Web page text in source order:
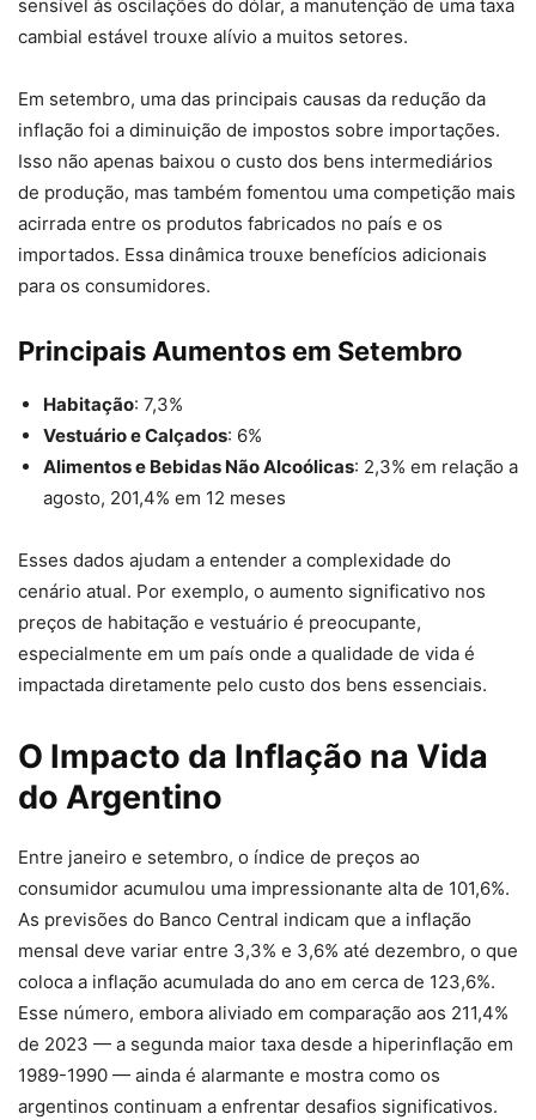
sensível às oscilações do dólar, a manutenção de uma taxa
cambial estável trouxe alívio a muitos setores.
Em setembro, uma das principais causas da redução da
inflação foi a diminuição de impostos sobre importações.
Isso não apenas baixou o custo dos bens intermediários
de produção, mas também fomentou uma competição mais
acirrada entre os produtos fabricados no país e os
importados. Essa dinâmica trouxe benefícios adicionais
para os consumidores.
Principais Aumentos em Setembro
Habitação: 7,3%
Vestuário e Calçados: 6%
Alimentos e Bebidas Não Alcoólicas: 2,3% em relação a
agosto, 201,4% em 12 meses
Esses dados ajudam a entender a complexidade do
cenário atual. Por exemplo, o aumento significativo nos
preços de habitação e vestuário é preocupante,
especialmente em um país onde a qualidade de vida é
impactada diretamente pelo custo dos bens essenciais.
O Impacto da Inflação na Vida
do Argentino
Entre janeiro e setembro, o índice de preços ao
consumidor acumulou uma impressionante alta de 101,6%.
As previsões do Banco Central indicam que a inflação
mensal deve variar entre 3,3% e 3,6% até dezembro, o que
coloca a inflação acumulada do ano em cerca de 123,6%.
Esse número, embora aliviado em comparação aos 211,4%
de 2023 — a segunda maior taxa desde a hiperinflação em
1989-1990 — ainda é alarmante e mostra como os
argentinos continuam a enfrentar desafios significativos.